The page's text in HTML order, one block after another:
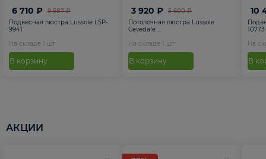
9 587 ₽
6 710 ₽
Подвесная люстра Lussole LSP-
9941
На складе 1 шт
В корзину
5 600 ₽
3 920 ₽
Потолочная люстра Lussole
Cevedale ...
На складе 1 шт
В корзину
10
10773
На
В
АКЦИИ